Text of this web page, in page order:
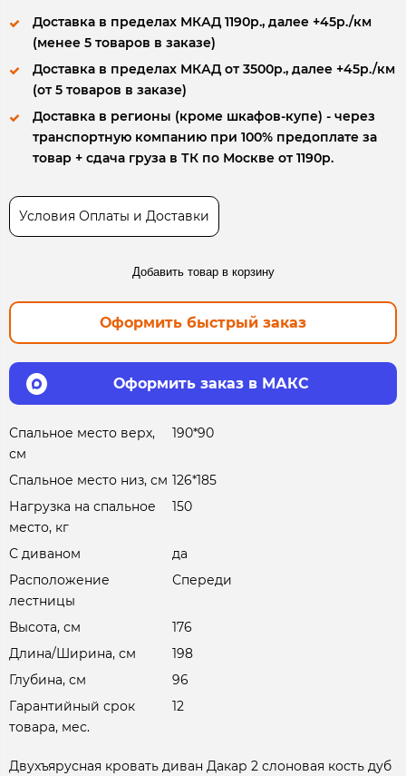
Доставка в пределах МКАД 1190р., далее +45р./км
(менее 5 товаров в заказе)
Доставка в пределах МКАД от 3500р., далее +45р./км
(от 5 товаров в заказе)
Доставка в регионы (кроме шкафов-купе) - через
транспортную компанию при 100% предоплате за
товар + сдача груза в ТК по Москве от 1190р.
Условия Оплаты и Доставки
Добавить товар в корзину
Оформить быстрый заказ
Оформить заказ в МАКС
Спальное место верх,
см
190*90
Спальное место низ, см 126*185
Нагрузка на спальное
место, кг
150
С диваном
да
Расположение
лестницы
Спереди
Высота, см
176
Длина/Ширина, см
198
Глубина, см
96
Гарантийный срок
товара, мес.
12
Двухъярусная кровать диван Дакар 2 слоновая кость дуб